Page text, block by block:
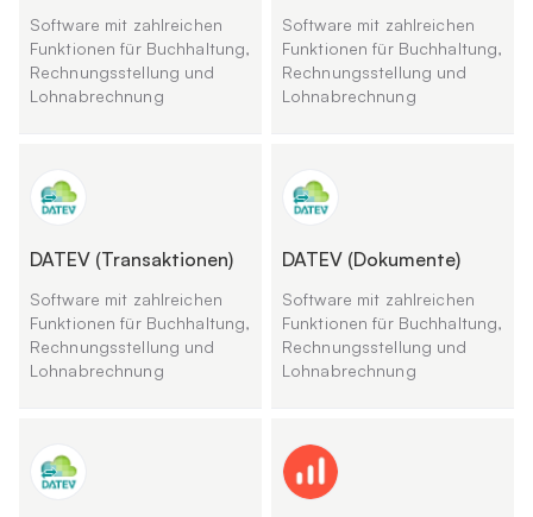
Software mit zahlreichen
Funktionen für Buchhaltung,
Rechnungsstellung und
Lohnabrechnung
Software mit zahlreichen
Funktionen für Buchhaltung,
Rechnungsstellung und
Lohnabrechnung
DATEV (Transaktionen)
Software mit zahlreichen
Funktionen für Buchhaltung,
Rechnungsstellung und
Lohnabrechnung
DATEV (Dokumente)
Software mit zahlreichen
Funktionen für Buchhaltung,
Rechnungsstellung und
Lohnabrechnung